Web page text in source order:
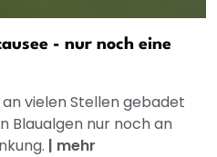
- nur noch eine
vielen Stellen gebadet
Blaualgen nur noch an
| mehr